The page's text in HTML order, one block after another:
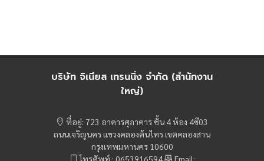
บริษัท จิเนียส เทรนนิ่ง จำกัด (สำนักงาน
ใหญ่)
ที่อยู่: 723 อาคารศุภาคาร ชั้น 4 ห้อง 4ซี03
ถนนเจริญนคร แขวงคลองต้นไทร เขตคลองสาน
กรุงเทพมหานคร 10600
โทรศัพท์ : 0653916594
Email: